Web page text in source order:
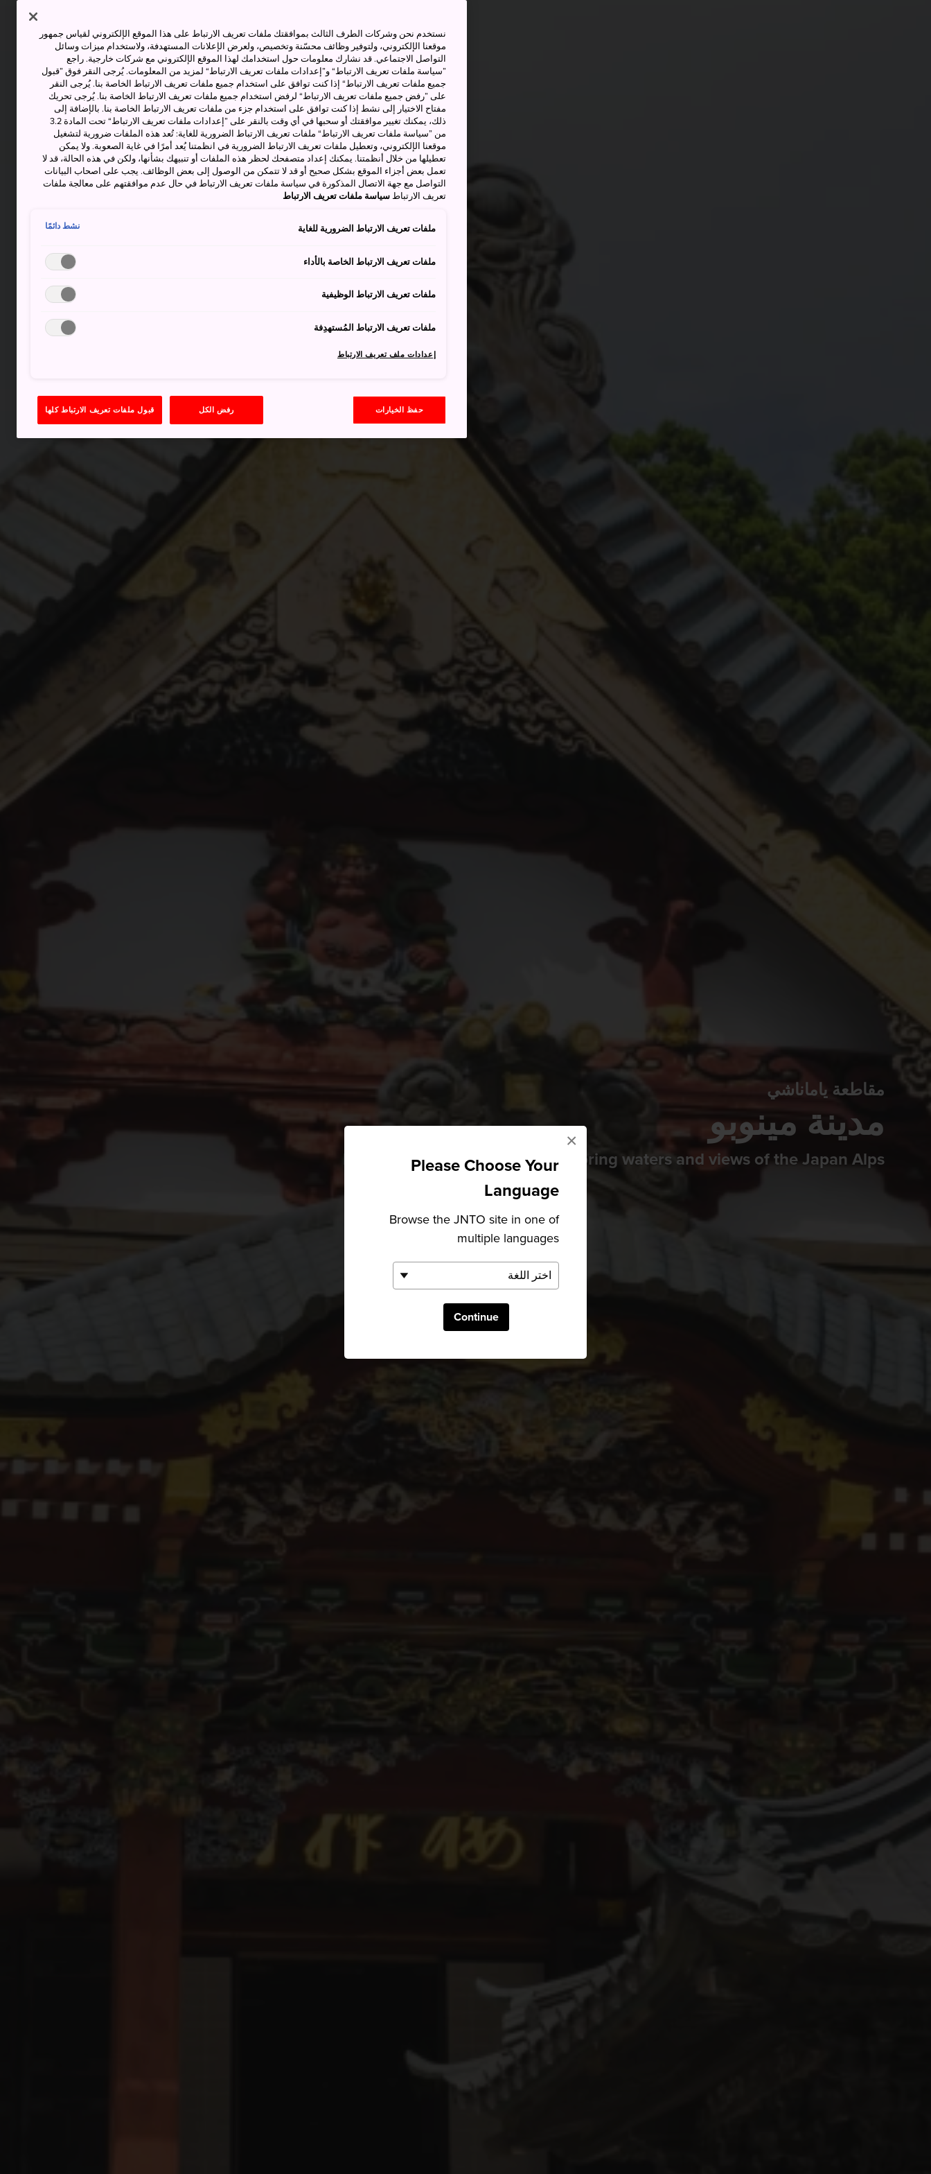
Please Choose Your
Language
Browse the JNTO site in one of
multiple languages
Continue
×
مقاطعة ياماناشي
مدينة مينوبو
Hidden temples, historical hot spring waters and views of the Japan Alps
نستخدم نحن وشركات الطرف الثالث بموافقتك ملفات تعريف الارتباط على هذا الموقع الإلكتروني لقياس جمهور
موقعنا الإلكتروني، ولتوفير وظائف محسّنة وتخصيص، ولعرض الإعلانات المستهدفة، ولاستخدام ميزات وسائل
التواصل الاجتماعي. قد نشارك معلومات حول استخدامك لهذا الموقع الإلكتروني مع شركات خارجية. راجع
”سياسة ملفات تعريف الارتباط“ و”إعدادات ملفات تعريف الارتباط“ لمزيد من المعلومات. يُرجى النقر فوق ”قبول
جميع ملفات تعريف الارتباط“ إذا كنت توافق على استخدام جميع ملفات تعريف الارتباط الخاصة بنا. يُرجى النقر
على ”رفض جميع ملفات تعريف الارتباط“ لرفض استخدام جميع ملفات تعريف الارتباط الخاصة بنا. يُرجى تحريك
مفتاح الاختيار إلى نشط إذا كنت توافق على استخدام جزء من ملفات تعريف الارتباط الخاصة بنا. بالإضافة إلى
ذلك، يمكنك تغيير موافقتك أو سحبها في أي وقت بالنقر على ”إعدادات ملفات تعريف الارتباط“ تحت المادة 3.2
من ”سياسة ملفات تعريف الارتباط“ ملفات تعريف الارتباط الضرورية للغاية: تُعد هذه الملفات ضرورية لتشغيل
موقعنا الإلكتروني، وتعطيل ملفات تعريف الارتباط الضرورية في انظمتنا يُعد أمرًا في غاية الصعوبة. ولا يمكن
تعطيلها من خلال أنظمتنا. يمكنك إعداد متصفحك لحظر هذه الملفات أو تنبيهك بشأنها، ولكن في هذه الحالة، قد لا
تعمل بعض أجزاء الموقع بشكل صحيح أو قد لا تتمكن من الوصول إلى بعض الوظائف. يجب على اصحاب البيانات
التواصل مع جهة الاتصال المذكورة في سياسة ملفات تعريف الارتباط في حال عدم موافقتهم على معالجة ملفات
تعريف الارتباط سياسة ملفات تعريف الارتباط
ملفات تعريف الارتباط الضرورية للغاية نشط دائمًا
ملفات تعريف الارتباط الخاصة بالأداء
ملفات تعريف الارتباط الوظيفية
ملفات تعريف الارتباط المُستهدِفة
إعدادات ملف تعريف الارتباط
حفظ الخيارات رفض الكل قبول ملفات تعريف الارتباط كلها